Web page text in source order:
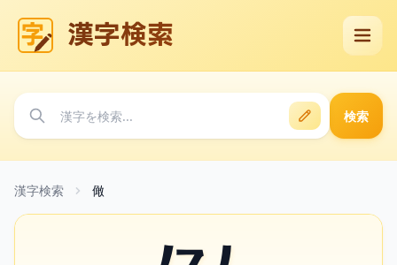
漢字検索
検索
漢字検索 㒈